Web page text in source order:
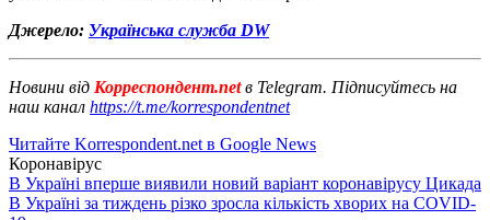
Джерело: Українська служба DW
Новини від Корреспондент.netв Telegram. Підписуйтесь на
наш канал https://t.me/korrespondentnet
Читайте Korrespondent.net в Google News
Коронавірус
В Україні вперше виявили новий варіант коронавірусу Цикада
В Україні за тиждень різко зросла кількість хворих на COVID-